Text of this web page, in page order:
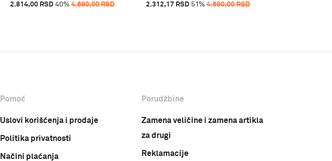
2.814,00 RSD 40% 4.690,00RSD 2.312,17 RSD 51 % 4.690,00RSD
Pomoć
Uslovi korišćenja i prodaje
Politika privatnosti
Načini plaćanja
Porudžbine
Zamena veličine i zamena artikla
za drugi
Reklamacije